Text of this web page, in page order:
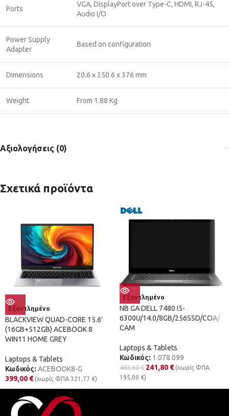
Ports
VGA, DisplayPort over Type-C, HDMI, RJ-45,
Audio I/O
Power Supply
Adapter
Based on configuration
Dimensions 20.6 x 250.6 x 376 mm
Weight From 1.88 Kg
Αξιολογήσεις (0)
Σχετικά προϊόντα
Εξαντλημένο
BLACKVIEW QUAD-CORE 15.6′
(16GB+512GB) ACEBOOK 8
WIN11 HOME GREY
Laptops & Tablets
Κωδικός: ACEBOOK8-G
399,00 € (χωρίς ΦΠΑ 321,77 €)
Εξαντλημένο
NB GA DELL 7480 I5-
6300U/14.0/8GB/256SSD/COA/
CAM
Laptops & Tablets
Κωδικός: 1.078.099
483,60€ 241,80 € (χωρίς ΦΠΑ
195,00 €)